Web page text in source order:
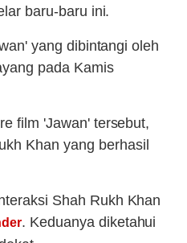
baru-baru ini.
yang dibintangi oleh
pada Kamis
film 'Jawan' tersebut,
Khan yang berhasil
Shah Rukh Khan
. Keduanya diketahui